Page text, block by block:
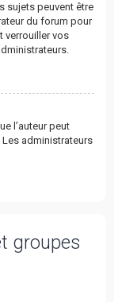
sujets peuvent être
du forum pour
verrouiller vos
l’auteur peut
Les administrateurs
groupes